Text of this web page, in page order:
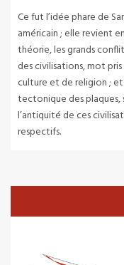
Ce fut l’idée phare de
américain ; elle revient
théorie, les grands
des civilisations, mot
culture et de religion ;
tectonique des plaques,
l’antiquité de ces
respectifs.